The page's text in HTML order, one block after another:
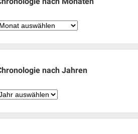
Chronologie
nach Jahren